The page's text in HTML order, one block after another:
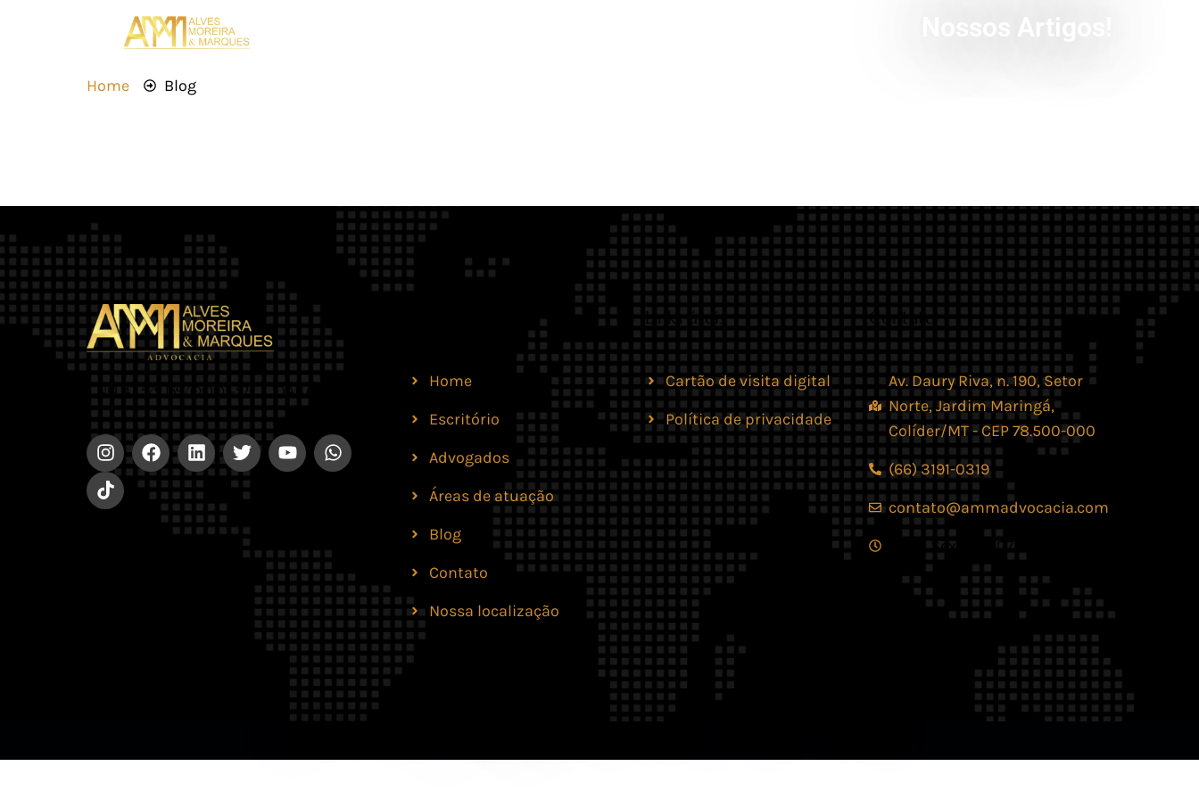
Home Blog
CNPJ 42.579.159/0001-52 | OAB/MT 2.469
Home
Escritório
Advogados
Áreas de atuação
Blog
Contato
Nossa localização
Links úteis
Cartão de visita digital
Política de privacidade
Contato
Av. Daury Riva, n. 190, Setor
Norte, Jardim Maringá,
Colíder/MT - CEP 78.500-000
(66) 3191-0319
contato@ammadvocacia.com
Seg. - Sex., das 07:30 - 17:30